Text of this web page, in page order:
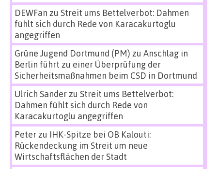
DEWFan zu Streit ums Bettelverbot: Dahmen
fühlt sich durch Rede von Karacakurtoglu
angegriffen
Grüne Jugend Dortmund (PM) zu Anschlag in
Berlin führt zu einer Überprüfung der
Sicherheitsmaßnahmen beim CSD in Dortmund
Ulrich Sanderzu Streit ums Bettelverbot:
Dahmen fühlt sich durch Rede von
Karacakurtoglu angegriffen
Peterzu IHK-Spitze bei OB Kalouti:
Rückendeckung im Streit um neue
Wirtschaftsflächen der Stadt